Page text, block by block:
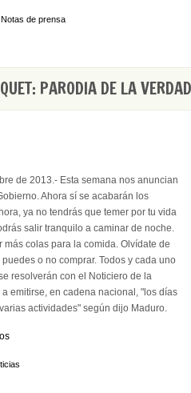
Notas de prensa
PARODIA DE LA VERDAD
de 2013.- Esta semana nos anuncian
Ahora sí se acabarán los
ya no tendrás que temer por tu vida
salir tranquilo a caminar de noche.
más colas para la comida. Olvídate de
o no comprar. Todos y cada uno
resolverán con el Noticiero de la
emitirse, en cadena nacional, "los días
actividades" según dijo Maduro.